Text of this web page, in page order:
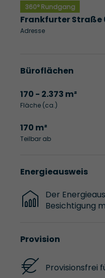
360° Rundgang
Frankfurter Straße
Adresse
Büroflächen
170 - 2.373 m²
Fläche (ca.)
170 m²
Teilbar ab
Energieausweis
Der
Besichtigung
Provision
Provisionsfrei